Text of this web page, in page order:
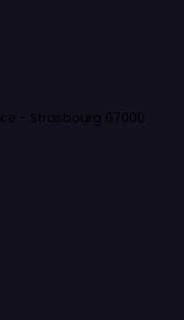
ACHETER IMMOBILIER NEUF